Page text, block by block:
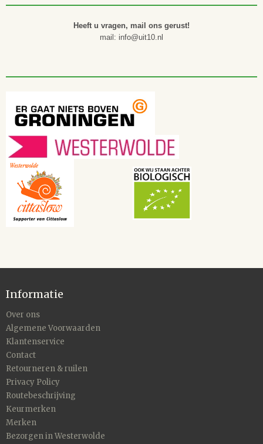
Heeft u vragen, mail ons gerust!
mail: info@uit10.nl
Informatie
Over ons
Algemene Voorwaarden
Klantenservice
Contact
Retourneren & ruilen
Privacy Policy
Routebeschrijving
Keurmerken
Merken
Bezorgen in Westerwolde